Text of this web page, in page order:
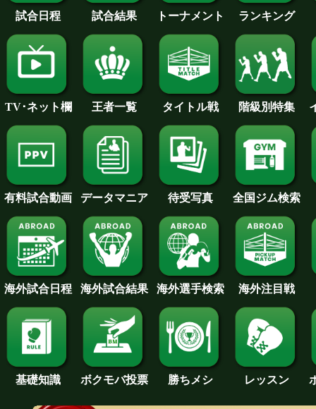
試合日程 試合結果 トーナメント ランキング
TV･ネット欄 王者一覧 タイトル戦 階級別特集
有料試合動画 データマニア 待受写真 全国ジム検索
海外試合日程 海外試合結果 海外選手検索 海外注目戦
基礎知識 ボクモバ投票 勝ちメシ レッスン